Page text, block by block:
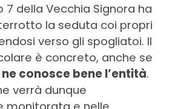
7 della Vecchia Signora ha
la seduta coi propri
verso gli spogliatoi. Il
è concreto, anche se
conosce bene l’entità.
verrà dunque